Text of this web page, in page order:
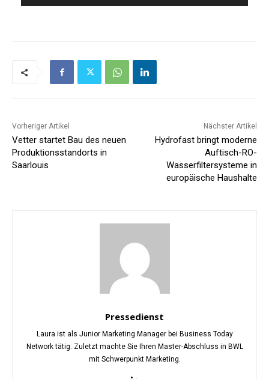
Vorheriger Artikel
Vetter startet Bau des neuen
Produktionsstandorts in
Saarlouis
Nächster Artikel
Hydrofast bringt moderne
Auftisch-RO-
Wasserfiltersysteme in
europäische Haushalte
Pressedienst
Laura ist als Junior Marketing Manager bei Business Today
Network tätig. Zuletzt machte Sie Ihren Master-Abschluss in BWL
mit Schwerpunkt Marketing.